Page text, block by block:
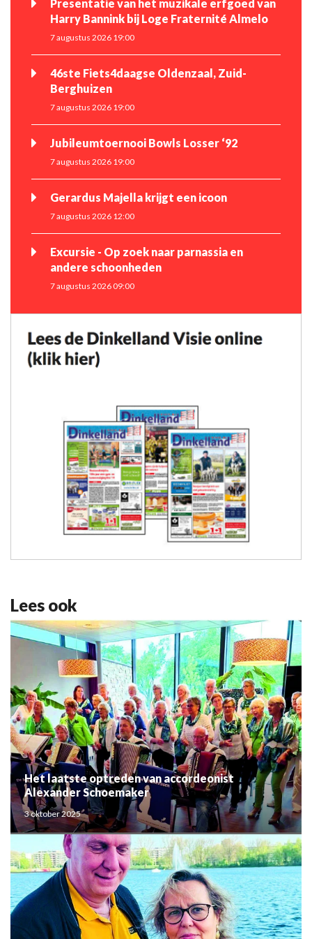
Presentatie van het muzikale erfgoed van
Harry Bannink bij Loge Fraternité Almelo
7 augustus 2026 19:00
46ste Fiets4daagse Oldenzaal, Zuid-
Berghuizen
7 augustus 2026 19:00
Jubileumtoernooi Bowls Losser ‘92
7 augustus 2026 19:00
Gerardus Majella krijgt een icoon
7 augustus 2026 12:00
Excursie - Op zoek naar parnassia en
andere schoonheden
7 augustus 2026 09:00
Lees ook
Het laatste optreden van accordeonist
Alexander Schoemaker
3 oktober 2025